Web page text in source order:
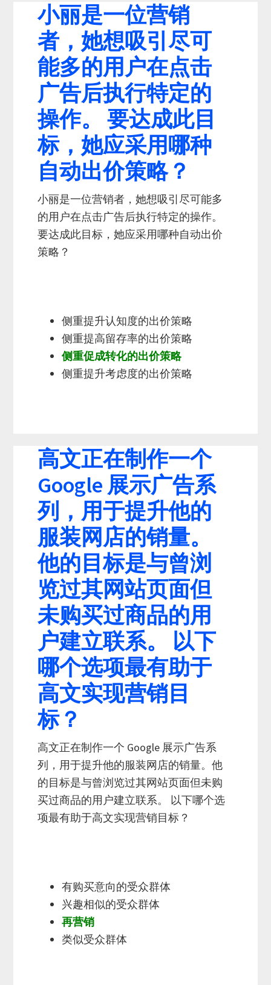
小丽是一位营销
者，她想吸引尽可
能多的用户在点击
广告后执行特定的
操作。 要达成此目
标，她应采用哪种
自动出价策略？
小丽是一位营销者，她想吸引尽可能多
的用户在点击广告后执行特定的操作。
要达成此目标，她应采用哪种自动出价
策略？
侧重提升认知度的出价策略
侧重提高留存率的出价策略
侧重促成转化的出价策略
侧重提升考虑度的出价策略
高文正在制作一个
Google 展示广告系
列，用于提升他的
服装网店的销量。
他的目标是与曾浏
览过其网站页面但
未购买过商品的用
户建立联系。 以下
哪个选项最有助于
高文实现营销目
标？
高文正在制作一个 Google 展示广告系
列，用于提升他的服装网店的销量。他
的目标是与曾浏览过其网站页面但未购
买过商品的用户建立联系。 以下哪个选
项最有助于高文实现营销目标？
有购买意向的受众群体
兴趣相似的受众群体
再营销
类似受众群体